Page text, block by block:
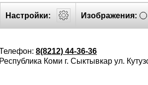
Настройки: Изображения:
8(8212) 44-36-36
Республика Коми г. Сыктывкар ул.